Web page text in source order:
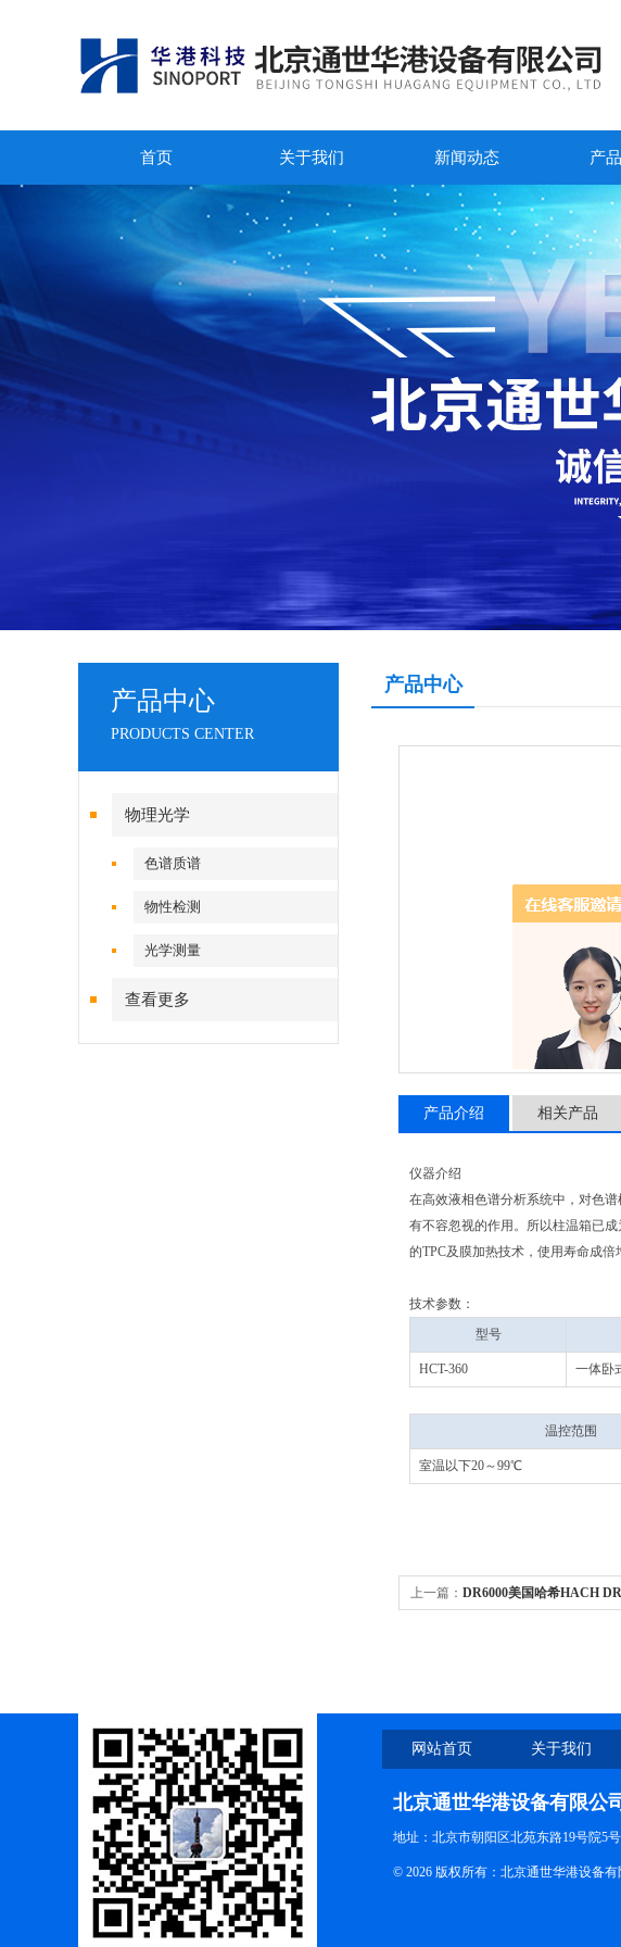
首页 关于我们 新闻动态 产
产品中心
PRODUCTS CENTER
物理光学
色谱质谱
物性检测
光学测量
查看更多
产品中心
产品介绍 相关产品
仪器介绍
在高效液相色谱分析系统中，对色
有不容忽视的作用。所以柱温箱已
的TPC及膜加热技术，使用寿命成
技术参数：
型号
HCT-360 一体卧
温控范围
室温以下20～99℃
上一篇： DR6000美国哈希HACH
网站首页 关于我们
北京通世华港设备有限公司
地址：北京市朝阳区北苑东路19号院5
© 2026 版权所有：北京通世华港设备有